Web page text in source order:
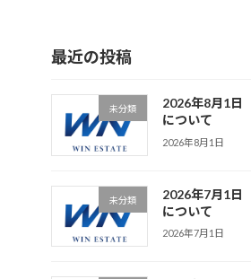
最近の投稿
未分類
2026年8月1
について
2026年8月1日
未分類
2026年7月1
について
2026年7月1日